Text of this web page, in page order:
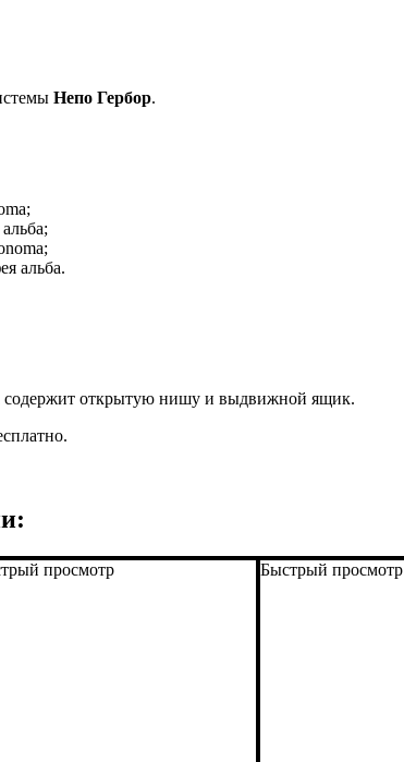
Непо Гербор.
альба.
содержит открытую нишу и выдвижной ящик.
просмотр Быстрый просмотр